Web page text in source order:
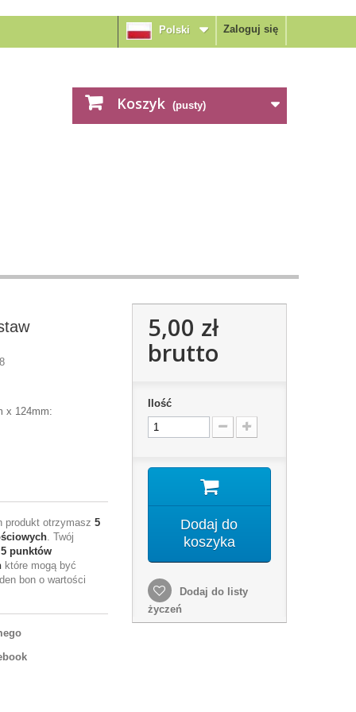
Zaloguj się
Polski
Koszyk (pusty)
x 124mm:
produkt otrzymasz 5
. Twój
5 punktów
które mogą być
bon o wartości
5,00 zł
brutto
Ilość
Dodaj do
koszyka
Dodaj do listy
życzeń